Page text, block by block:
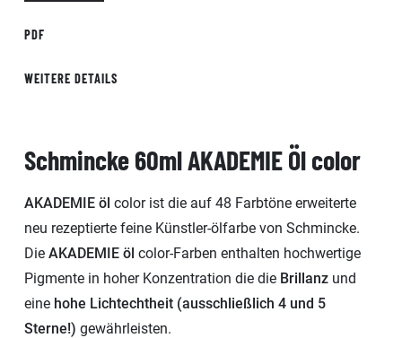
PDF
WEITERE DETAILS
Schmincke 60ml AKADEMIE Öl color
AKADEMIE öl color ist die auf 48 Farbtöne erweiterte
neu rezeptierte feine Künstler-ölfarbe von Schmincke.
Die AKADEMIE öl color-Farben enthalten hochwertige
Pigmente in hoher Konzentration die die Brillanz und
eine hohe Lichtechtheit (ausschließlich 4 und 5
Sterne!) gewährleisten.